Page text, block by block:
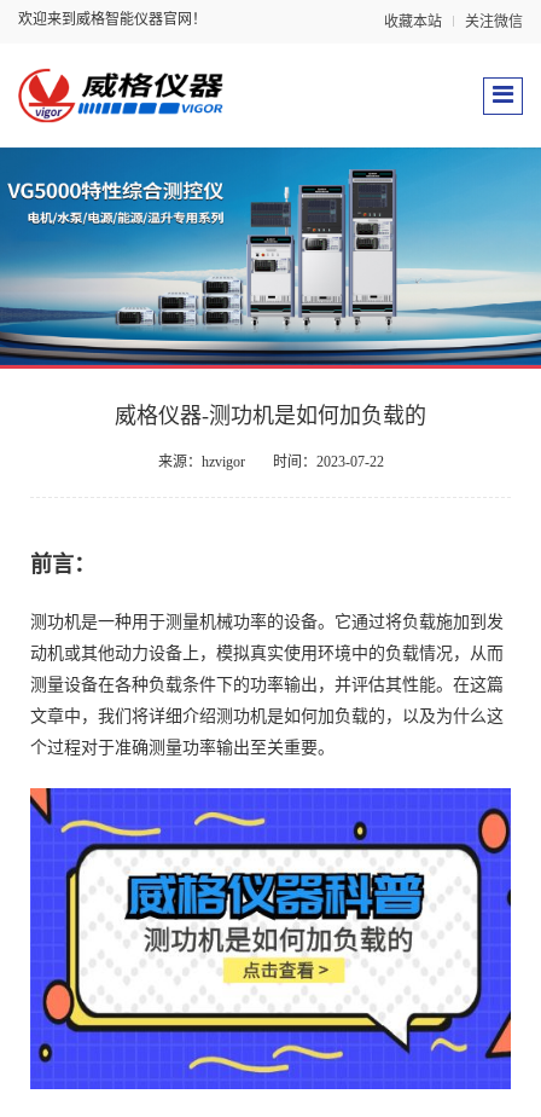
欢迎来到威格智能仪器官网！ 收藏本站 关注微信
威格仪器-测功机是如何加负载的
来源：hzvigor 时间：2023-07-22
前言：
测功机是一种用于测量机械功率的设备。它通过将负载施加到发
动机或其他动力设备上，模拟真实使用环境中的负载情况，从而
测量设备在各种负载条件下的功率输出，并评估其性能。在这篇
文章中，我们将详细介绍测功机是如何加负载的，以及为什么这
个过程对于准确测量功率输出至关重要。